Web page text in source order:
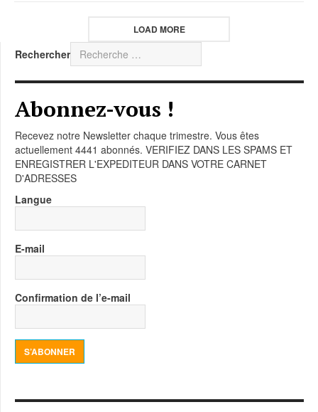
LOAD MORE
Rechercher
Abonnez-vous !
Recevez notre Newsletter chaque trimestre. Vous êtes
actuellement 4441 abonnés. VERIFIEZ DANS LES SPAMS ET
ENREGISTRER L'EXPEDITEUR DANS VOTRE CARNET
D'ADRESSES
Langue
E-mail
Confirmation de l’e-mail
S’ABONNER